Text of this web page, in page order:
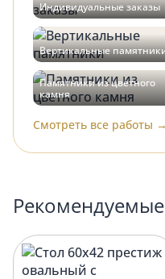
Индивидуальные заказы
Вертикальные
Памятники из цветного
камня
Смотреть все работы →